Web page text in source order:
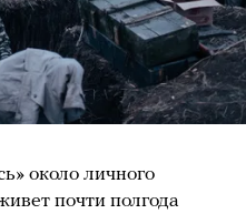
около личного
почти полгода